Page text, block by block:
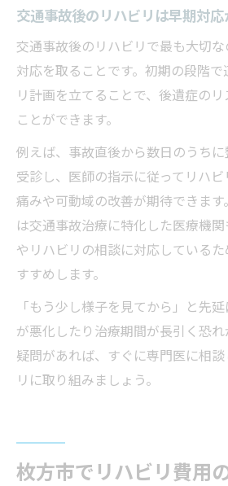
交通事故後のリハビリは早期対応
交通事故後のリハビリで最も大切
対応を取ることです。初期の段階
リ計画を立てることで、後遺症の
ことができます。
例えば、事故直後から数日のうち
受診し、医師の指示に従ってリハビ
痛みや可動域の改善が期待できま
は交通事故治療に特化した医療機
やリハビリの相談に対応している
すすめします。
「もう少し様子を見てから」と先
が悪化したり治療期間が長引く恐
疑問があれば、すぐに専門医に相
リに取り組みましょう。
枚方市でリハビリ費用